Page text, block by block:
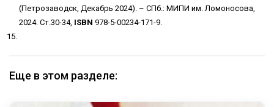
(Петрозаводск, Декабрь 2024). – СПб.: МИПИ им. Ломоносова,
2024. Ст.30-34, ISBN 978-5-00234-171-9.
Еще в этом разделе: